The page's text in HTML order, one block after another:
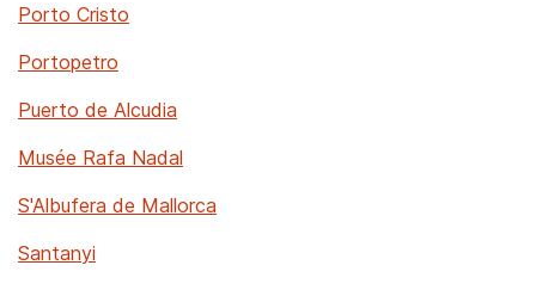
Porto Cristo
Portopetro
Puerto de Alcudia
Musée Rafa Nadal
S'Albufera de Mallorca
Santanyi